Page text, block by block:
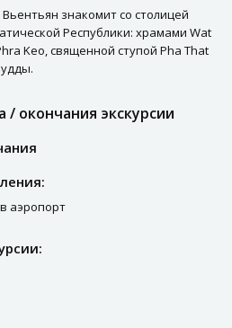
знакомит со столицей
Республики: храмами Wat
Keo, священной ступой Pha That
окончания экскурсии
аэропорт